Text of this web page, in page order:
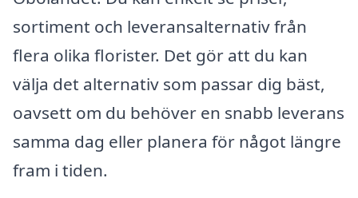
sortiment och leveransalternativ från
flera olika florister. Det gör att du kan
välja det alternativ som passar dig bäst,
oavsett om du behöver en snabb leverans
samma dag eller planera för något längre
fram i tiden.